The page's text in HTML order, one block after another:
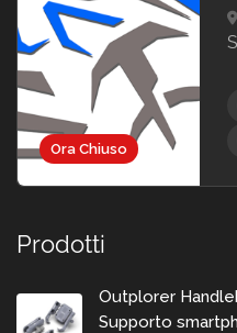
Ora Chiuso
Prodotti
Outplorer
Supporto